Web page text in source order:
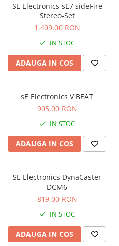
Microfoane de voce si live
Microfoane lavaliera si headset
Microfoane podcast, USB, iOS /
Microfoane pt Camere Video
Microfoane pt instalatii si
Microfoane Ribbon
Microfoane stereo
Microfoane Suspendabile
Stative de microfon
Accesorii de microfoane
Accesorii de rack
Accesorii echipamente de studio
Clape MIDI
Controllere MIDI - USB DAW
Controllere monitoare de studio
SE Electronics sE7 sideFire
Stereo-Set
1.409,00 RON
IN STOC
ADAUGA IN COS
sE Electronics V BEAT
905,00 RON
IN STOC
ADAUGA IN COS
SE Electronics DynaCaster
DCM6
819,00 RON
IN STOC
ADAUGA IN COS